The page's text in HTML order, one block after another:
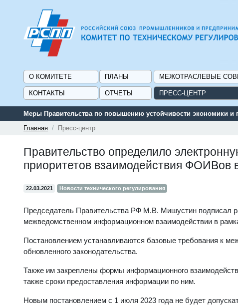
О КОМИТЕТЕ ПЛАНЫ МЕЖОТРАСЛЕВЫЕ
КОНТАКТЫ ОТЧЕТЫ ПРЕСС-ЦЕНТР
Меры Правительства по повышению устойчивости экономики и
Главная
Пресс-центр
Правительство определило
приоритетов взаимодействия ФОИВов
22.03.2021 Новости технического регулирования
Председатель Правительства РФ М.В. Мишустин подписал
межведомственном информационном взаимодействии в
Постановлением устанавливаются базовые требования к
обновленного законодательства.
Также им закреплены формы информационного
также сроки предоставления информации по ним.
Новым постановлением с 1 июля 2023 года не будет